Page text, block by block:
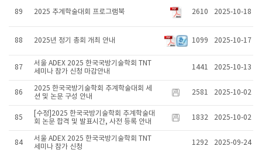
89 2025 추계학술대회 프로그램북 2610 2025-10-18
88 2025년 정기 총회 개최 안내 1099 2025-10-17
87
서울 ADEX 2025 한국국방기술학회 TNT
세미나 참가 신청 마감안내
1441 2025-10-13
86
2025 한국국방기술학회 추계학술대회 세
션 및 논문 구성 안내
2581 2025-10-02
85
[수정]2025 한국국방기술학회 추계학술대
회 논문 합격 및 발표시간, 사전 등록 안내
1832 2025-10-02
84
서울 ADEX 2025 한국국방기술학회 TNT
세미나 참가 신청
1292 2025-09-24